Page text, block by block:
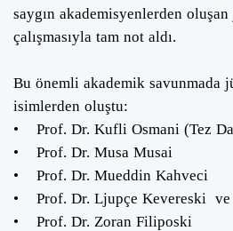
saygın akademisyenlerden
çalışmasıyla tam not aldı.
Bu önemli akademik savunmada
isimlerden oluştu:
• Prof. Dr. Kufli Osmani (Tez
• Prof. Dr. Musa Musai
• Prof. Dr. Mueddin Kahveci
• Prof. Dr. Ljupçe Kevereski ve
• Prof. Dr. Zoran Filiposki